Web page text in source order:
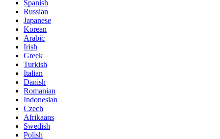
Spanish
Russian
Japanese
Korean
Arabic
Irish
Greek
Turkish
Italian
Danish
Romanian
Indonesian
Czech
Afrikaans
Swedish
Polish